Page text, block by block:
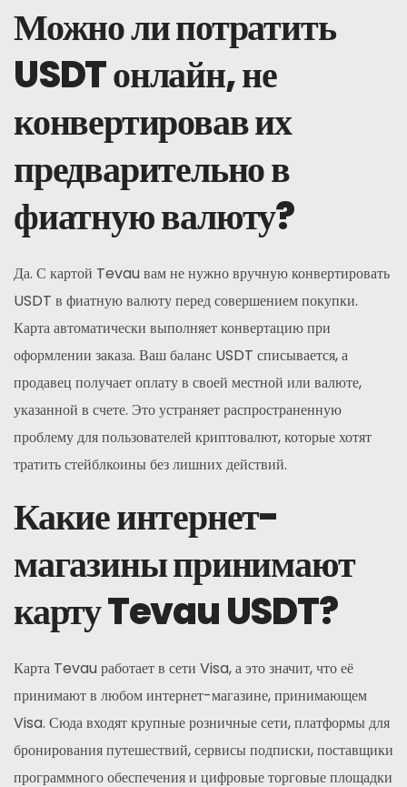
Можно ли потратить
USDT онлайн, не
конвертировав их
предварительно в
фиатную валюту?
Да. С картой Tevau вам не нужно вручную конвертировать
USDT в фиатную валюту перед совершением покупки.
Карта автоматически выполняет конвертацию при
оформлении заказа. Ваш баланс USDT списывается, а
продавец получает оплату в своей местной или валюте,
указанной в счете. Это устраняет распространенную
проблему для пользователей криптовалют, которые хотят
тратить стейблкоины без лишних действий.
Какие интернет-
магазины принимают
карту Tevau USDT?
Карта Tevau работает в сети Visa, а это значит, что её
принимают в любом интернет-магазине, принимающем
Visa. Сюда входят крупные розничные сети, платформы для
бронирования путешествий, сервисы подписки, поставщики
программного обеспечения и цифровые торговые площадки